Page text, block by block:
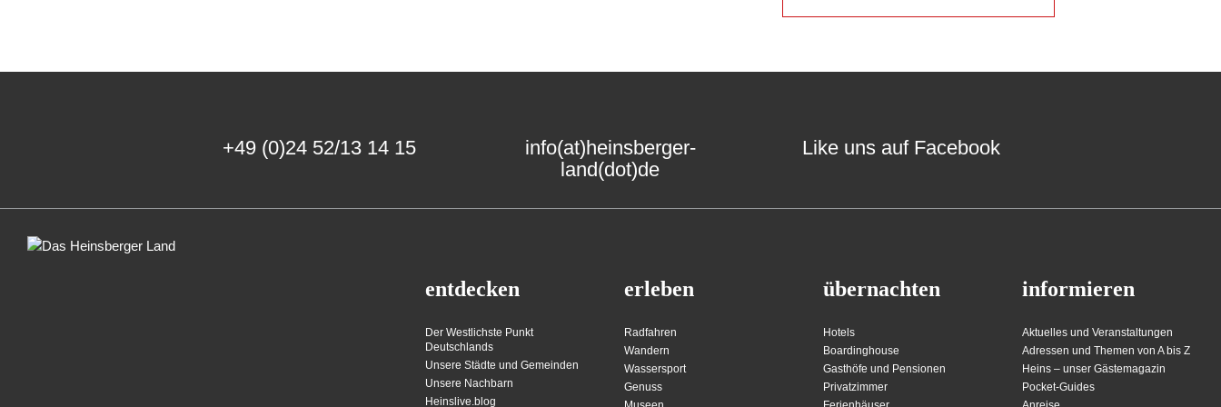
+49 (0)24 52/13 14 15
info(at)heinsberger-
land(dot)de
Like uns auf Facebook
entdecken
Der Westlichste Punkt
Deutschlands
Unsere Städte und Gemeinden
Unsere Nachbarn
Heinslive.blog
erleben
Radfahren
Wandern
Wassersport
Genuss
übernachten
Hotels
Boardinghouse
Gasthöfe und Pensionen
Privatzimmer
informieren
Aktuelles und Veranstaltungen
Adressen und Themen von A bis Z
Heins – unser Gästemagazin
Pocket-Guides